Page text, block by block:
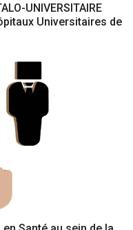
UNIVERSITAIRE
Universitaires de